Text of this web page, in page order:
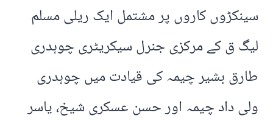
سینکڑوں کاروں پر مشتمل ایک ریلی مسلم
لیگ ق کے مرکزی جنرل سیکریٹری چوہدری
طارق بشیر چیمہ کی قیادت میں چوہدری
ولی داد چیمہ اور حسن عسکری شیخ، یاسر